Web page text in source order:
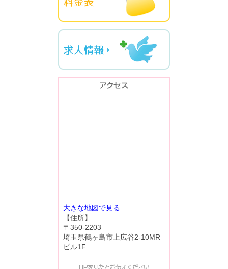
大きな地図で見る
【住所】
〒350-2203
埼玉県鶴ヶ島市上広谷2-10MR
ビル1F